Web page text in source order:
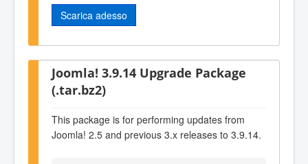
Scarica adesso
Joomla! 3.9.14 Upgrade Package
(.tar.bz2)
This package is for performing updates from
Joomla! 2.5 and previous 3.x releases to 3.9.14.